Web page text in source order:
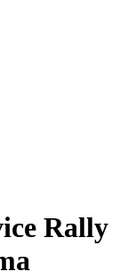
Rally